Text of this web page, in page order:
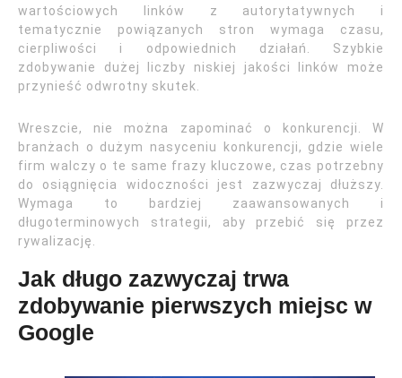
wartościowych linków z autorytatywnych i
tematycznie powiązanych stron wymaga czasu,
cierpliwości i odpowiednich działań. Szybkie
zdobywanie dużej liczby niskiej jakości linków może
przynieść odwrotny skutek.
Wreszcie, nie można zapominać o konkurencji. W
branżach o dużym nasyceniu konkurencji, gdzie wiele
firm walczy o te same frazy kluczowe, czas potrzebny
do osiągnięcia widoczności jest zazwyczaj dłuższy.
Wymaga to bardziej zaawansowanych i
długoterminowych strategii, aby przebić się przez
rywalizację.
Jak długo zazwyczaj trwa
zdobywanie pierwszych miejsc w
Google